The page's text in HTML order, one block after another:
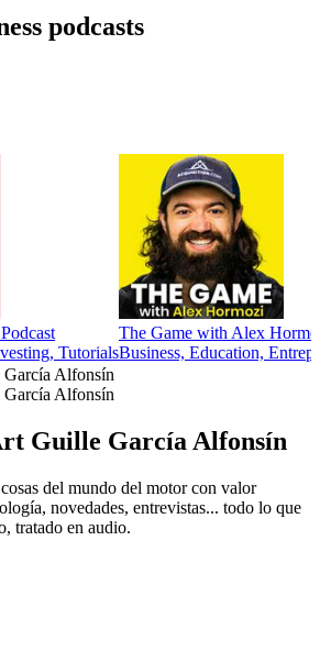
podcasts
Tutorials
The Game with Alex
Business, Education,
Alfonsín
Alfonsín
Guille García Alfonsín
del mundo del motor con valor
novedades, entrevistas... todo lo que
tratado en audio.